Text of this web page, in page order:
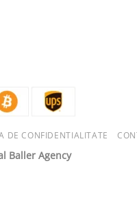
DE CONFIDENTIALITATE
Baller Agency